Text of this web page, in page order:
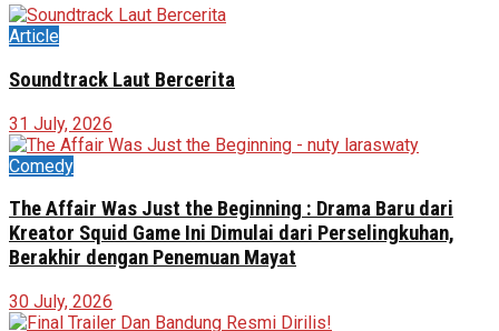
Article
Soundtrack Laut Bercerita
31 July, 2026
Comedy
The Affair Was Just the Beginning : Drama Baru dari
Kreator Squid Game Ini Dimulai dari Perselingkuhan,
Berakhir dengan Penemuan Mayat
30 July, 2026